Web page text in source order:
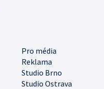
Pro média
Reklama
Studio Brno
Studio Ostrava